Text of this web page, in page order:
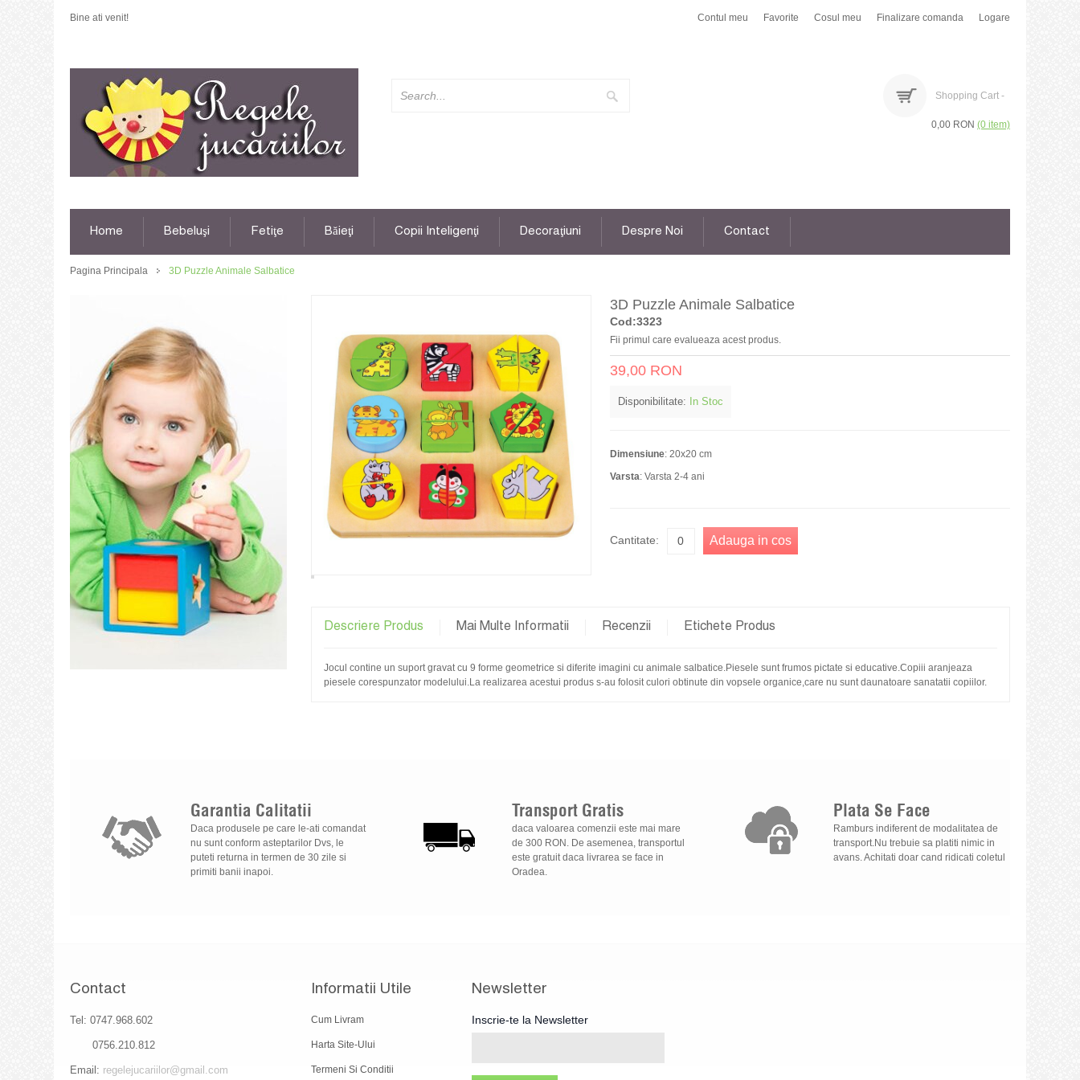
Bine ati venit! Contul meu Favorite Cosul meu Finalizare comanda Logare
Shopping Cart -
0,00 RON (0 item)
Home Bebeluşi Fetiţe Băieţi Copii Inteligenţi Decoraţiuni Despre Noi Contact
Pagina Principala 3D Puzzle Animale Salbatice
3D Puzzle Animale Salbatice
Cod:3323
Fii primul care evalueaza acest produs.
39,00 RON
Disponibilitate: In Stoc
Dimensiune: 20x20 cm
Varsta: Varsta 2-4 ani
Cantitate: Adauga in cos
Descriere Produs Mai Multe Informatii Recenzii Etichete Produs
Jocul contine un suport gravat cu 9 forme geometrice si diferite imagini cu animale salbatice.Piesele sunt frumos pictate si educative.Copiii aranjeaza
piesele corespunzator modelului.La realizarea acestui produs s-au folosit culori obtinute din vopsele organice,care nu sunt daunatoare sanatatii copiilor.
Garantia Calitatii
Daca produsele pe care le-ati comandat
nu sunt conform asteptarilor Dvs, le
puteti returna in termen de 30 zile si
primiti banii inapoi.
Transport Gratis
daca valoarea comenzii este mai mare
de 300 RON. De asemenea, transportul
este gratuit daca livrarea se face in
Oradea.
Plata Se Face
Ramburs indiferent de modalitatea de
transport.Nu trebuie sa platiti nimic in
avans. Achitati doar cand ridicati coletul
Contact
Tel: 0747.968.602
0756.210.812
Email: regelejucariilor@gmail.com
Informatii Utile
Cum Livram
Harta Site-Ului
Termeni Si Conditii
Newsletter
Inscrie-te la Newsletter